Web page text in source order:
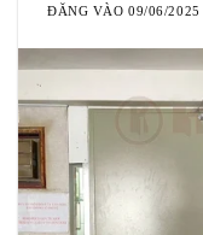
ĐĂNG VÀO09/06/2025